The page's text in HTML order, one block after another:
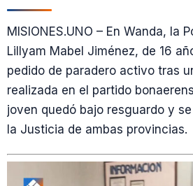
MISIONES.UNO – En Wanda, la
Lillyam Mabel Jiménez, de 16
pedido de paradero activo tras
realizada en el partido
joven quedó bajo resguardo y
la Justicia de ambas provincias.